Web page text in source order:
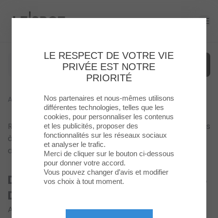
Le Spot
Menu
Enseignes
Food
Loisirs
&
Culture
Accueil Offres-Emplois
Retrouvez les offres d'emplois du Spot ! N'hésitez pas
à contacter nos enseignes pour plus d'offres et plus
d'informations.
DÉCOUVREZ LES OFFRES D'EMPLOIS
DU SPOT
Aucun contenu n'est actuellement disponible pour
LE RESPECT DE VOTRE VIE
PRIVÉE EST NOTRE
PRIORITÉ
Nos partenaires et nous-mêmes utilisons
différentes technologies, telles que les
cookies, pour personnaliser les contenus
et les publicités, proposer des
fonctionnalités sur les réseaux sociaux
et analyser le trafic.
Merci de cliquer sur le bouton ci-dessous
pour donner votre accord.
Vous pouvez changer d’avis et modifier
vos choix à tout moment.